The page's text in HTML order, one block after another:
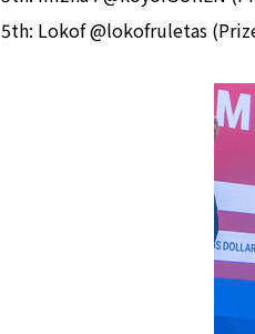
5th: Lokof @lokofruletas